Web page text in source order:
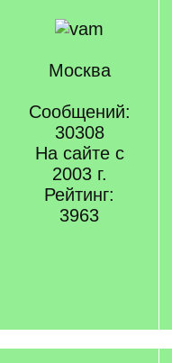
Москва
Сообщений:
30308
На сайте с
2003 г.
Рейтинг:
3963